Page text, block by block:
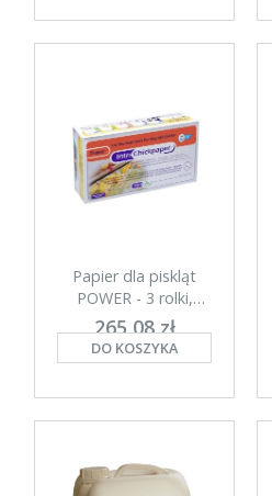
Papier dla piskląt
POWER - 3 rolki,
biodegradacja 8-9
dni
265,08 zł
netto: 215,51 zł
DO KOSZYKA